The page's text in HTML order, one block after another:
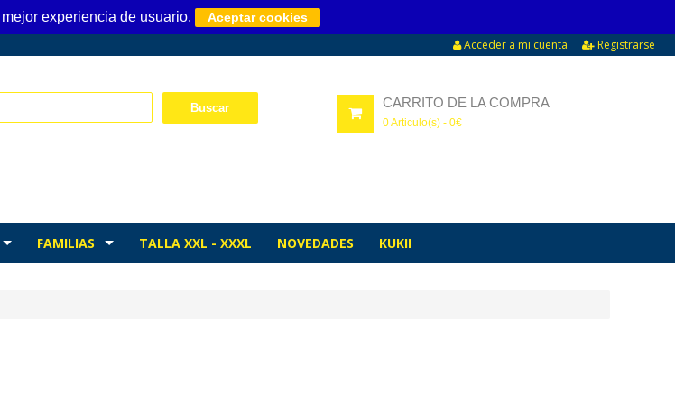
experiencia de usuario. Aceptar cookies
Acceder a mi cuenta Registrarse
CARRITO DE LA COMPRA
0Articulo(s) - 0€
FAMILIAS TALLA XXL - XXXL NOVEDADES KUKII